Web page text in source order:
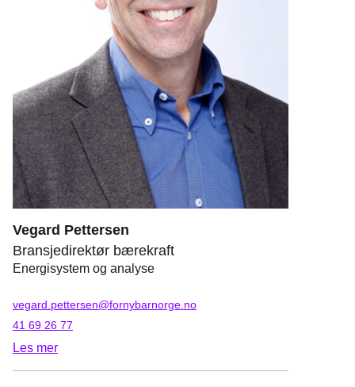
Vegard Pettersen
Bransjedirektør bærekraft
Energisystem og analyse
vegard.pettersen@fornybarnorge.no
41 69 26 77
Les mer